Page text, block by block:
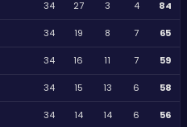
34 27 3 4 84
34 19 8 7 65
34 16 11 7 59
34 15 13 6 58
34 14 14 6 56